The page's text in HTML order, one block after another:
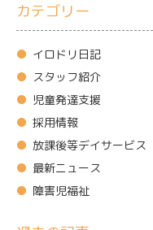
カテゴリー
イロドリ日記
スタッフ紹介
児童発達支援
採用情報
放課後等デイサービス
最新ニュース
障害児福祉